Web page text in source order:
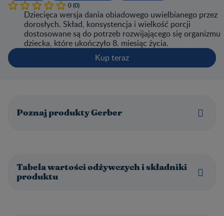
0 (0)
Dziecięca wersja dania obiadowego uwielbianego przez
dorosłych. Skład, konsystencja i wielkość porcji
dostosowane są do potrzeb rozwijającego się organizmu
dziecka, które ukończyło 8. miesiąc życia.
Kup teraz
Poznaj produkty Gerber
Tabela wartości odżywczych i składniki
produktu